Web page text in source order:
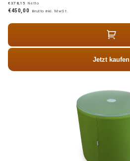
€378,15 Netto
€450,00 Brutto inkl. MwSt.
Jetzt kaufen